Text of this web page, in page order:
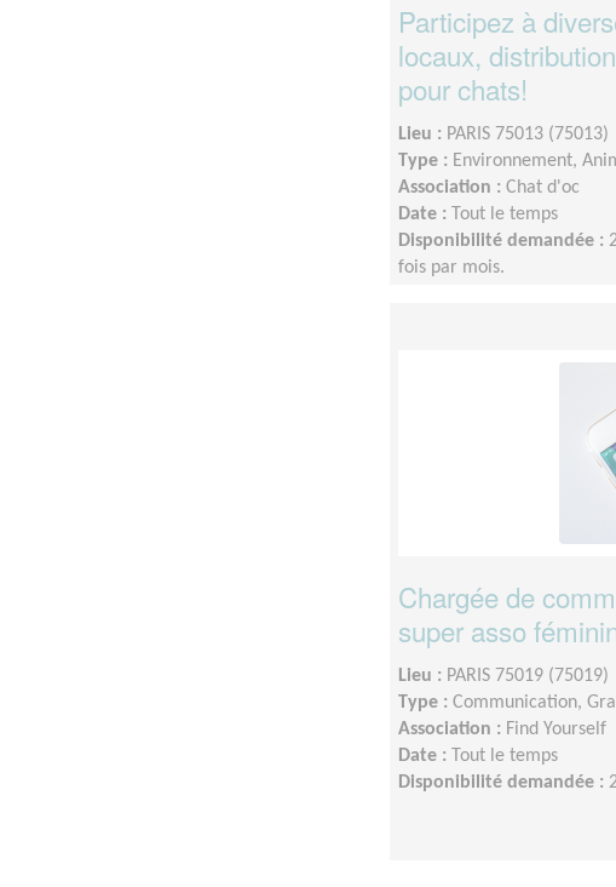
Participez à
locaux,
pour chats!
Lieu : PARIS 75013 (75013)
Type : Environnement,
Association : Chat d'oc
Date :
Tout le temps
Disponibilité demandée :
fois par mois.
Chargée de
super asso
Lieu : PARIS 75019 (75019)
Type : Communication,
Association : Find Yourself
Date :
Tout le temps
Disponibilité demandée :